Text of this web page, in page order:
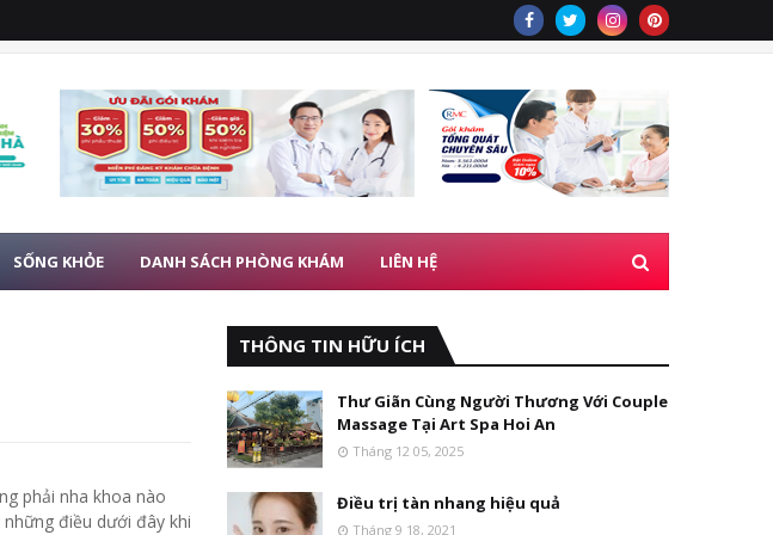
SỐNG KHỎE DANH SÁCH PHÒNG KHÁM LIÊN HỆ
phải nha khoa nào
điều dưới đây khi
THÔNG TIN HỮU ÍCH
Thư Giãn Cùng Người Thương Với Couple
Massage Tại Art Spa Hoi An
Tháng 12 05, 2025
Điều trị tàn nhang hiệu quả
Tháng 9 18, 2021